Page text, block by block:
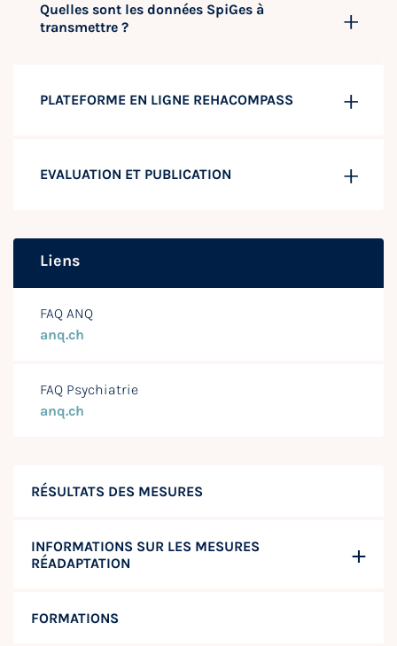
RÉSULTATS DES MESURES
INFORMATIONS SUR LES MESURES
RÉADAPTATION
FORMATIONS
Quelles sont les données SpiGes à
transmettre ?
PLATEFORME EN LIGNE REHACOMPASS
EVALUATION ET PUBLICATION
Liens
FAQ ANQ
anq.ch
FAQ Psychiatrie
anq.ch